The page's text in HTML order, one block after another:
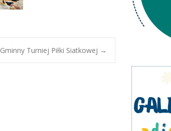
Gminny Turniej Piłki Siatkowej →